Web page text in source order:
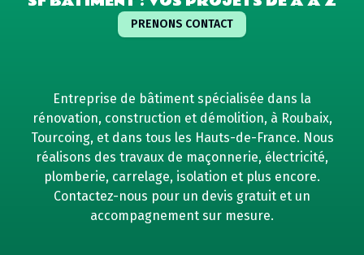
PRENONS CONTACT
Entreprise de bâtiment spécialisée dans la
rénovation, construction et démolition, à Roubaix,
Tourcoing, et dans tous les Hauts-de-France. Nous
réalisons des travaux de maçonnerie, électricité,
plomberie, carrelage, isolation et plus encore.
Contactez-nous pour un devis gratuit et un
accompagnement sur mesure.